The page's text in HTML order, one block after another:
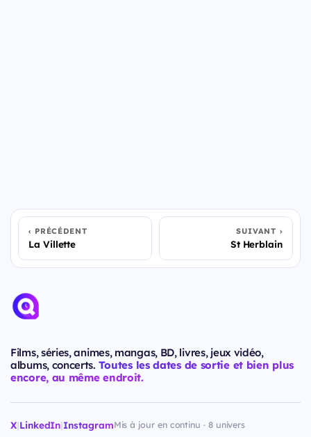
PRÉCÉDENT
La Villette
SUIVANT
St Herblain
Films, séries, animes, mangas, BD, livres, jeux vidéo,
albums, concerts. Toutes les dates de sortie et bien plus
encore, au même endroit.
X|LinkedIn|InstagramMis à jour en continu · 8 univers